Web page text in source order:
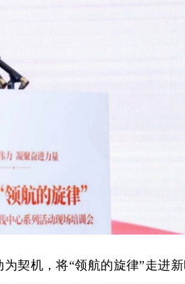
契机，将“领航的旋律”走进